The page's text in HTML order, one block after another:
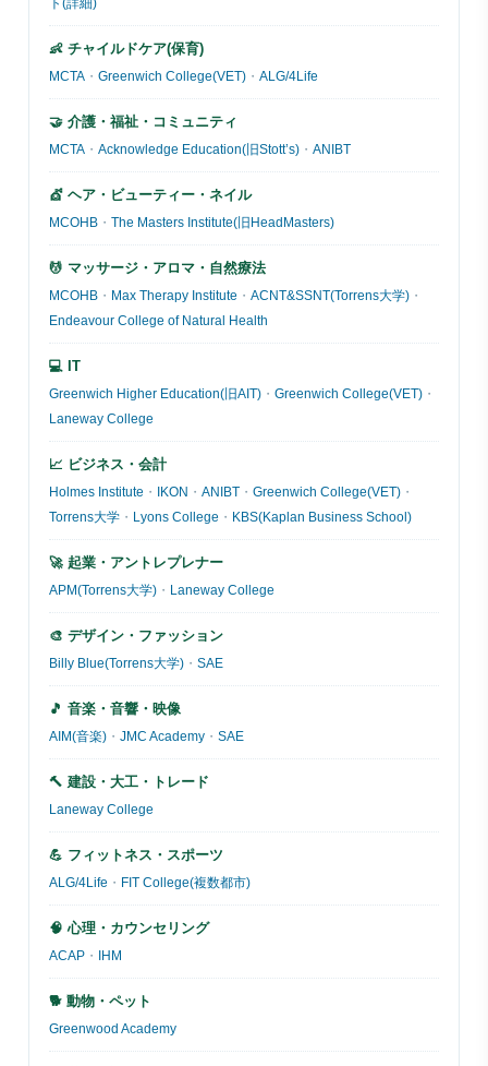
ト(詳細)
👶 チャイルドケア(保育)
MCTA ・ Greenwich College(VET) ・ ALG/4Life
🤝 介護・福祉・コミュニティ
MCTA ・ Acknowledge Education(旧Stott’s) ・ ANIBT
💇 ヘア・ビューティー・ネイル
MCOHB ・ The Masters Institute(旧HeadMasters)
💆 マッサージ・アロマ・自然療法
MCOHB ・ Max Therapy Institute ・ ACNT&SSNT(Torrens大学) ・
Endeavour College of Natural Health
💻 IT
Greenwich Higher Education(旧AIT) ・ Greenwich College(VET) ・
Laneway College
📈 ビジネス・会計
Holmes Institute ・ IKON ・ ANIBT ・ Greenwich College(VET) ・
Torrens大学 ・ Lyons College ・ KBS(Kaplan Business School)
🚀 起業・アントレプレナー
APM(Torrens大学) ・ Laneway College
🎨 デザイン・ファッション
Billy Blue(Torrens大学) ・ SAE
🎵 音楽・音響・映像
AIM(音楽) ・ JMC Academy ・ SAE
🔨 建設・大工・トレード
Laneway College
💪 フィットネス・スポーツ
ALG/4Life ・ FIT College(複数都市)
🧠 心理・カウンセリング
ACAP ・ IHM
🐕 動物・ペット
Greenwood Academy